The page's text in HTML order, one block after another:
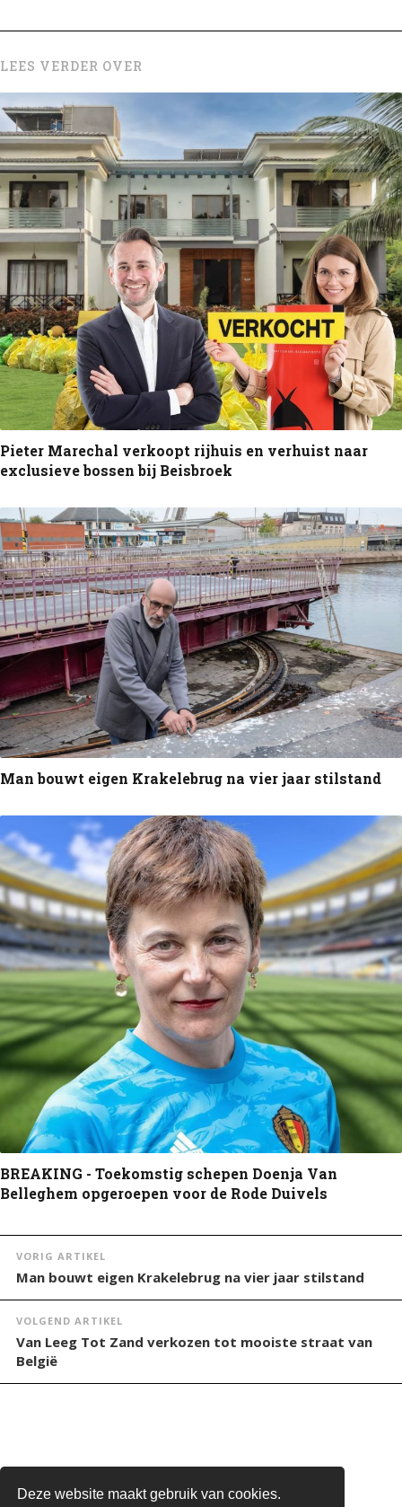
Deze website maakt gebruik van cookies.
LEES VERDER OVER
Pieter Marechal verkoopt rijhuis en verhuist naar
exclusieve bossen bij Beisbroek
Man bouwt eigen Krakelebrug na vier jaar stilstand
BREAKING - Toekomstig schepen Doenja Van
Belleghem opgeroepen voor de Rode Duivels
VORIG ARTIKEL
Man bouwt eigen Krakelebrug na vier jaar stilstand
VOLGEND ARTIKEL
Van Leeg Tot Zand verkozen tot mooiste straat van
België